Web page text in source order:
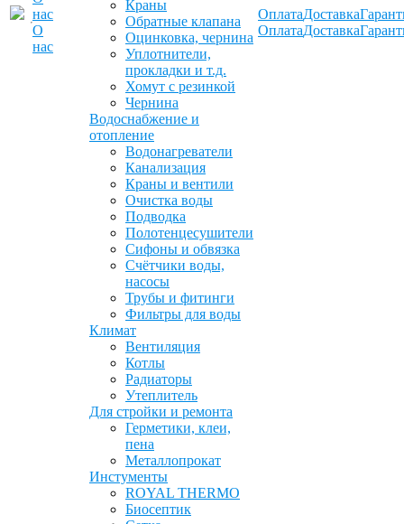
нас
О
нас
Краны
Обратные клапана
Оцинковка, чернина
Уплотнители,
прокладки и т.д.
Хомут с резинкой
Чернина
Водоснабжение и
отопление
Водонагреватели
Канализация
Краны и вентили
Очистка воды
Подводка
Полотенцесушители
Сифоны и обвязка
Счётчики воды,
насосы
Трубы и фитинги
Фильтры для воды
Климат
Вентиляция
Котлы
Радиаторы
Утеплитель
Для стройки и ремонта
Герметики, клеи,
пена
Металлопрокат
Инстументы
ROYAL THERMO
Биосептик
Оплата
Оплата
Доставка
Доставка